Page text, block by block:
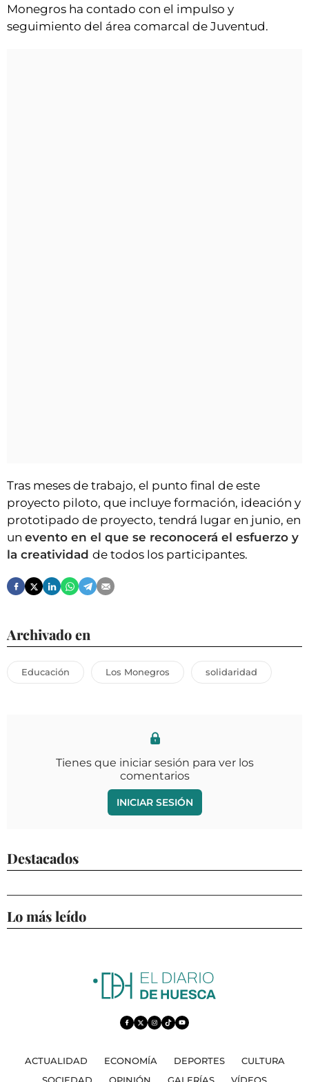
Monegros ha contado con el impulso y
seguimiento del área comarcal de Juventud.
Tras meses de trabajo, el punto final de este
proyecto piloto, que incluye formación, ideación y
prototipado de proyecto, tendrá lugar en junio, en
un evento en el que se reconocerá el esfuerzo y
la creatividad de todos los participantes.
Archivado en
Educación Los Monegros solidaridad
Tienes que iniciar sesión para ver los
comentarios
INICIAR SESIÓN
Destacados
Lo más leído
ACTUALIDAD ECONOMÍA DEPORTES
CULTURA
SOCIEDAD
OPINIÓN GALERÍAS VÍDEOS